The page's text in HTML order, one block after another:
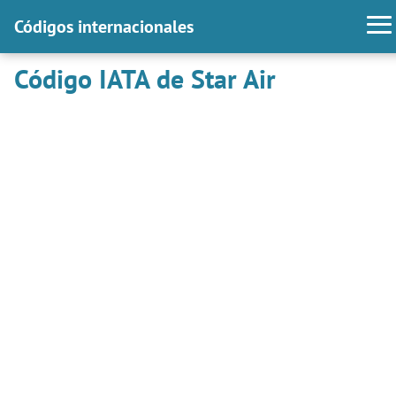
Códigos internacionales
Código IATA de Star Air